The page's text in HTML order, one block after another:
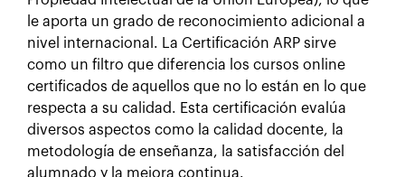
le aporta un grado de reconocimiento adicional a
nivel internacional. La Certificación ARP sirve
como un filtro que diferencia los cursos online
certificados de aquellos que no lo están en lo que
respecta a su calidad. Esta certificación evalúa
diversos aspectos como la calidad docente, la
metodología de enseñanza, la satisfacción del
alumnado y la mejora continua.